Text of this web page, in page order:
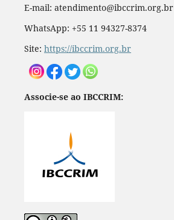
E-mail: atendimento@ibccrim.org.br
WhatsApp: +55 11 94327-8374
Site: https://ibccrim.org.br
Associe-se ao IBCCRIM: